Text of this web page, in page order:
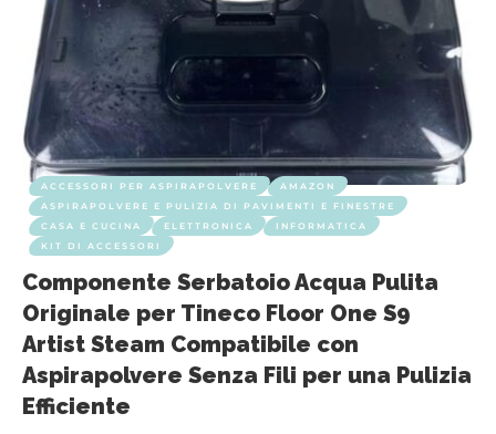
ACCESSORI PER ASPIRAPOLVERE
AMAZON
ASPIRAPOLVERE E PULIZIA DI PAVIMENTI E FINESTRE
CASA E CUCINA
ELETTRONICA
INFORMATICA
KIT DI ACCESSORI
Componente Serbatoio Acqua Pulita
Originale per Tineco Floor One S9
Artist Steam Compatibile con
Aspirapolvere Senza Fili per una Pulizia
Efficiente